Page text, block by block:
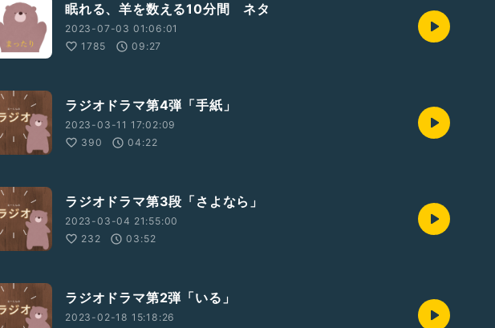
眠れる、羊を数える10分間 ネタ
2023-07-03 01:06:01
1785
09:27
ラジオドラマ第4弾「手紙」
2023-03-11 17:02:09
390
04:22
ラジオドラマ第3段「さよなら」
2023-03-04 21:55:00
232
03:52
ラジオドラマ第2弾「いる」
2023-02-18 15:18:26